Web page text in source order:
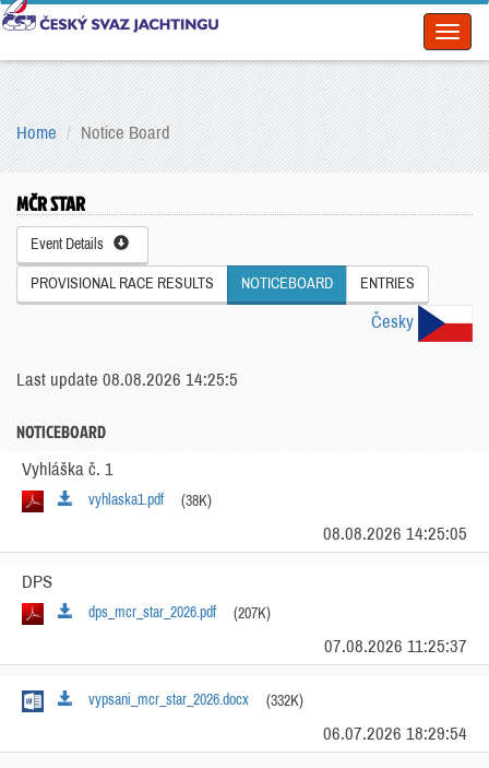
Home Notice Board
MČR STAR
Event Details
PROVISIONAL RACE RESULTS NOTICEBOARD ENTRIES
Česky
Last update 08.08.2026 14:25:5
NOTICEBOARD
Vyhláška č. 1
vyhlaska1.pdf (38K)
08.08.2026 14:25:05
DPS
dps_mcr_star_2026.pdf (207K)
07.08.2026 11:25:37
vypsani_mcr_star_2026.docx (332K)
06.07.2026 18:29:54